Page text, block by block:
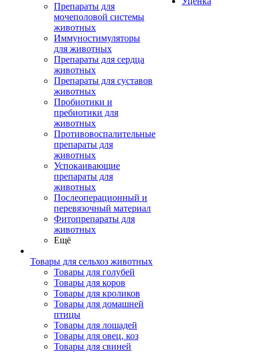
Препараты для
мочеполовой системы
животных
Иммуностимуляторы
для животных
Препараты для сердца
животных
Препараты для суставов
животных
Пробиотики и
пребиотики для
животных
Противовоспалительные
препараты для
животных
Успокаивающие
препараты для
животных
Послеоперационный и
перевязочный материал
Фитопрепараты для
животных
Ещё
Товары для сельхоз животных
Товары для голубей
Товары для коров
Товары для кроликов
Товары для домашней
птицы
Товары для лошадей
Товары для овец, коз
Товары для свиней